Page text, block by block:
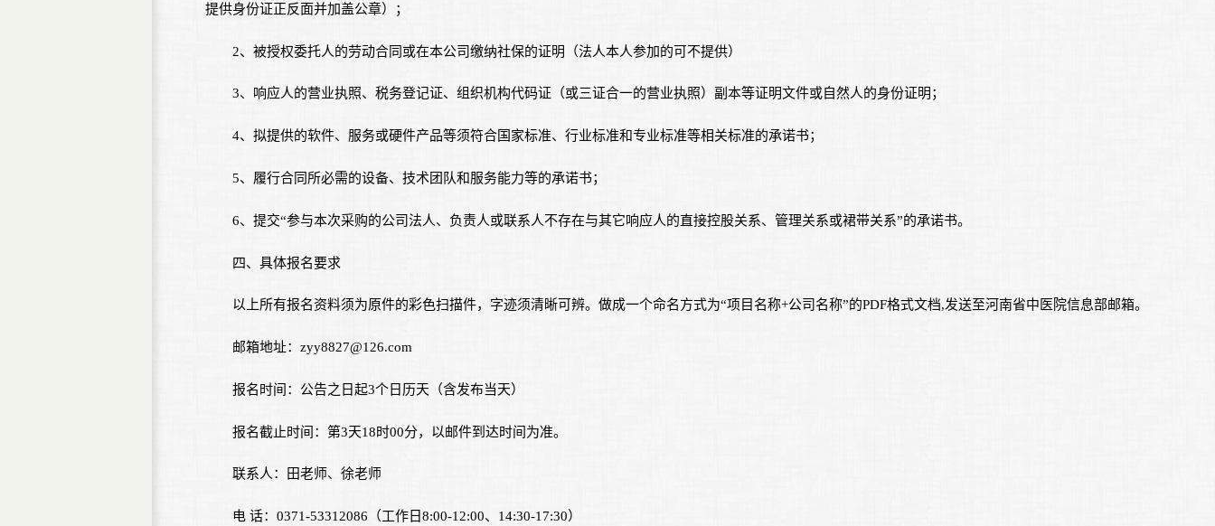
提供身份证正反面并加盖公章）；
2、被授权委托人的劳动合同或在本公司缴纳社保的证明（法人本人参加的可不提供）
3、响应人的营业执照、税务登记证、组织机构代码证（或三证合一的营业执照）副本等证明文件或自然人的身份证明；
4、拟提供的软件、服务或硬件产品等须符合国家标准、行业标准和专业标准等相关标准的承诺书；
5、履行合同所必需的设备、技术团队和服务能力等的承诺书；
6、提交“参与本次采购的公司法人、负责人或联系人不存在与其它响应人的直接控股关系、管理关系或裙带关系”的承诺书。
四、具体报名要求
以上所有报名资料须为原件的彩色扫描件，字迹须清晰可辨。做成一个命名方式为“项目名称+公司名称”的PDF格式文档,发送至河南省中医院信息部邮箱。
邮箱地址：zyy8827@126.com
报名时间：公告之日起3个日历天（含发布当天）
报名截止时间：第3天18时00分，以邮件到达时间为准。
联系人：田老师、徐老师
电 话：0371-53312086（工作日8:00-12:00、14:30-17:30）